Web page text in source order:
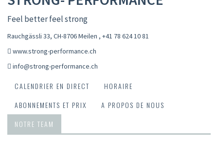
Feel better feel strong
Rauchgässli 33, CH-8706 Meilen , +41 78 624 10 81
www.strong-performance.ch
info@strong-performance.ch
CALENDRIER EN DIRECT
HORAIRE
ABONNEMENTS ET PRIX
A PROPOS DE NOUS
NOTRE TEAM